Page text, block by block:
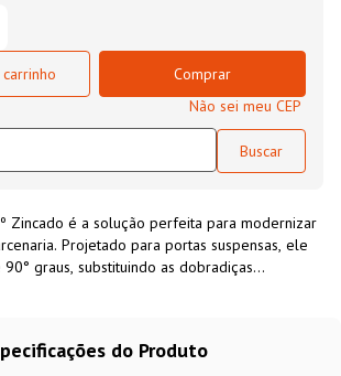
Comprar
Não sei meu CEP
Zincado é a solução perfeita para modernizar
Projetado para portas suspensas, ele
graus, substituindo as dobradiças
um visual limpo e elegante. Com um
acabamento impecável.do Produto